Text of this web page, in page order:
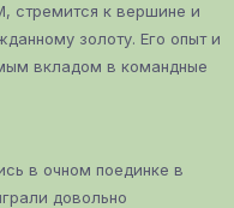
стремится к вершине и
золоту. Его опыт и
вкладом в командные
в очном поединке в
довольно